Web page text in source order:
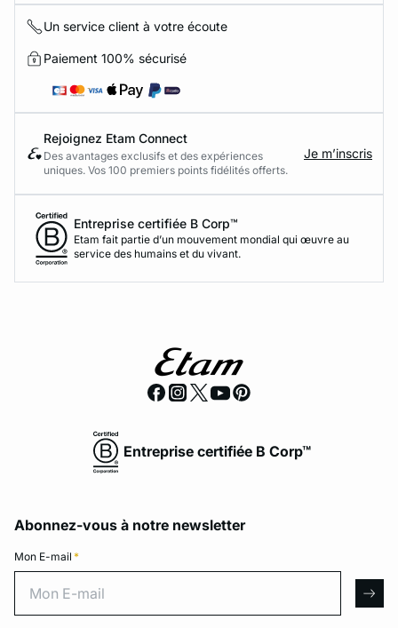
Un service client à votre écoute
Paiement 100% sécurisé
Rejoignez Etam Connect
Des avantages exclusifs et des expériences
uniques. Vos 100 premiers points fidélités offerts.
Je m’inscris
Entreprise certifiée B Corp™
Etam fait partie d’un mouvement mondial qui œuvre au
service des humains et du vivant.
Entreprise certifiée B Corp™
Abonnez-vous à notre newsletter
Mon E-mail *